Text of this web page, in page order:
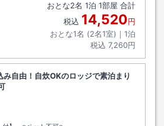
おとな2名 1泊 1部屋 合計
税込 14,520円
おとな1名 (2名1室)｜ 1泊
税込 7,260円
自由！自炊OKのロッジで素泊まり
ウト